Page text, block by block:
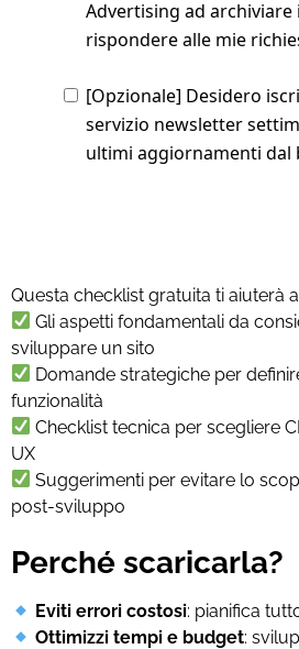
Questa checklist gratuita ti aiuterà
Gli aspetti fondamentali da
sviluppare un sito
Domande strategiche per
funzionalità
Checklist tecnica per scegliere
UX
Suggerimenti per evitare lo
post-sviluppo
Perché scaricarla?
Eviti errori costosi: pianifica
Ottimizzi tempi e budget: